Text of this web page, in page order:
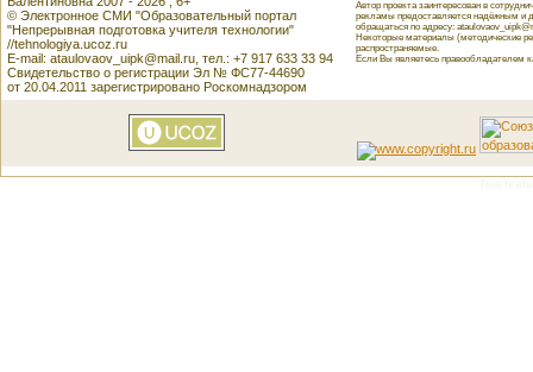
© Электронное СМИ "Образовательный портал
"Непрерывная подготовка учителя технологии"
//tehnologiya.ucoz.ru
E-mail: ataulovaov_uipk@mail.ru, тел.: +7 917 633 33 94
Свидетельство о регистрации Эл № ФС77-44690
от 20.04.2011 зарегистрировано Роскомнадзором
Автор проекта заинтересован в
рекламы предоставляется надёжным и
обращаться по адресу:
Некоторые материалы (методические
распространяемые.
Если Вы являетесь правообладателем